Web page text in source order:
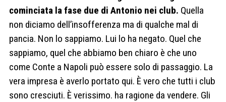
cominciata la fase due di Antonio nei club. Quella
non diciamo dell’insofferenza ma di qualche mal di
pancia. Non lo sappiamo. Lui lo ha negato. Quel che
sappiamo, quel che abbiamo ben chiaro è che uno
come Conte a Napoli può essere solo di passaggio. La
vera impresa è averlo portato qui. È vero che tutti i club
sono cresciuti. È verissimo. ha ragione da vendere. Gli